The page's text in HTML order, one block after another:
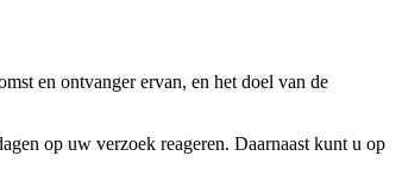
en ontvanger ervan, en het doel van de
op uw verzoek reageren. Daarnaast kunt u op